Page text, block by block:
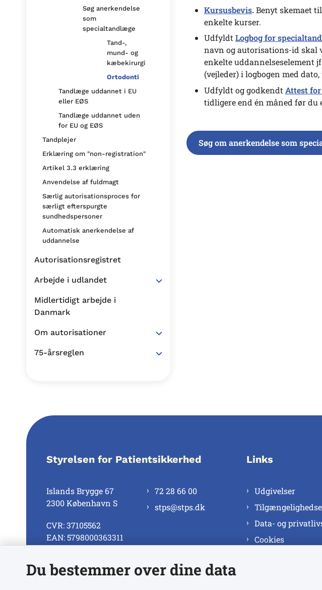
Søg anerkendelse
som
specialtandlæge
Tand-,
mund- og
kæbekirurgi
Ortodonti
Tandlæge uddannet i EU
eller EØS
Tandlæge uddannet uden
for EU og EØS
Tandplejer
Erklæring om "non-registration"
Artikel 3.3 erklæring
Anvendelse af fuldmagt
Særlig autorisationsproces for
særligt efterspurgte
sundhedspersoner
Automatisk anerkendelse af
uddannelse
Autorisationsregistret
Arbejde i udlandet
Midlertidigt arbejde i
Danmark
Om autorisationer
75-årsreglen
Kursusbevis.Benyt skemaet
enkelte kurser.
UdfyldtLogbog for
navn og autorisations-id skal
enkelte uddannelseselement
(vejleder) i logbogen med
Udfyldt og godkendt Attest
tidligere end én måned før du
Søg om anerkendelse som
Styrelsen for Patientsikkerhed
Islands Brygge 67
2300 København S
CVR: 37105562
EAN: 5798000363311
72 28 66 00
stps@stps.dk
Se alle kontaktnumre
Links
Udgivelser
Data- og
Cookies
Du bestemmer over dine data